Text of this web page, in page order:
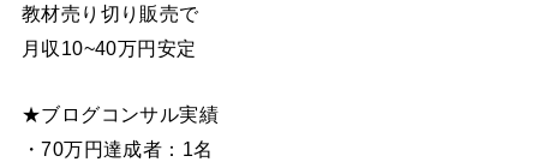
教材売り切り販売で
月収10~40万円安定
★ブログコンサル実績
・70万円達成者：1名